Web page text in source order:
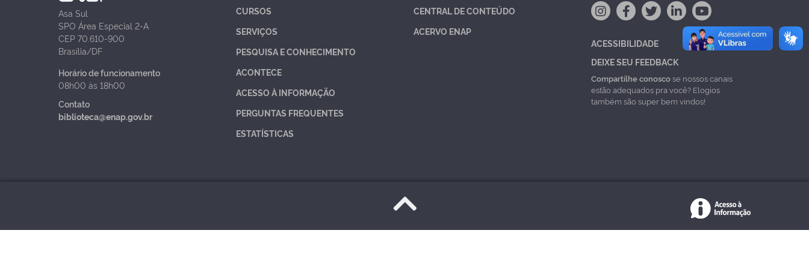
Asa Sul
SPO Área Especial 2-A
CEP 70.610-900
Brasília/DF
Horário de funcionamento
08h00 às 18h00
Contato
biblioteca@enap.gov.br
CURSOS
SERVIÇOS
PESQUISA E CONHECIMENTO
ACONTECE
ACESSO À INFORMAÇÃO
PERGUNTAS FREQUENTES
ESTATÍSTICAS
CENTRAL DE CONTEÚDO
ACERVO ENAP
ACESSIBILIDADE
DEIXE SEU FEEDBACK
Compartilhe conoscose nossos canais
estão adequados pra você? Elogios
também são super bem vindos!